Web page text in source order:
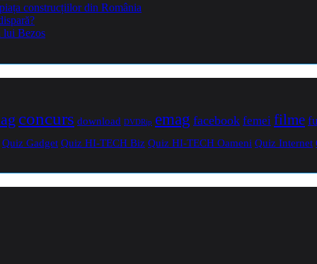
construcțiilor din România
lui Bezos
concurs download DVDRip emag facebook femei filme
Quiz Gadget Quiz HI-TECH Biz Quiz HI-TECH Oameni Quiz Internet